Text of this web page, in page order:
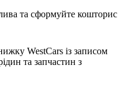
та сформуйте кошторис
WestCars із записом
та запчастин з